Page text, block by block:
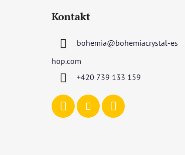
Kontakt
bohemia@bohemiacrystal-es
hop.com
+420 739 133 159